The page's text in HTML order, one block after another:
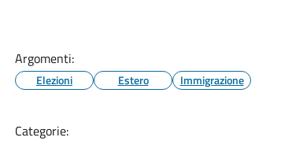
Argomenti:
Elezioni Estero Immigrazione
Categorie: